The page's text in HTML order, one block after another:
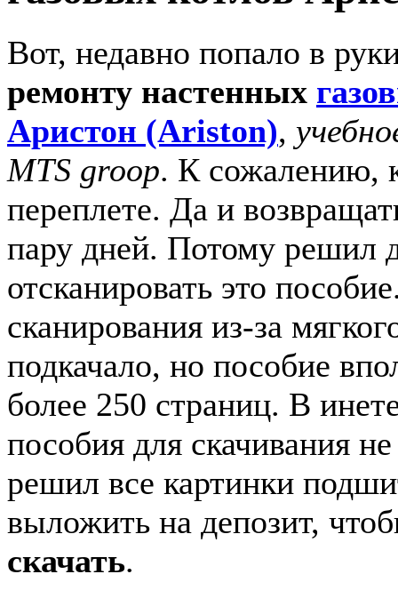
Вот, недавно попало в
ремонту настенных
Аристон (Ariston),
MTS groop. К сожалению,
переплете. Да и
пару дней. Потому решил
отсканировать это
сканирования из-за
подкачало, но пособие
более 250 страниц. В
пособия для скачивания
решил все картинки
выложить на депозит,
скачать.